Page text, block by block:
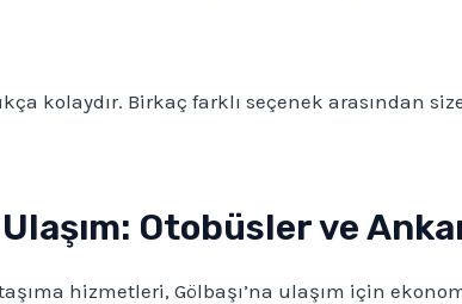
kolaydır. Birkaç farklı seçenek arasından
Ulaşım: Otobüsler ve
hizmetleri, Gölbaşı’na ulaşım için